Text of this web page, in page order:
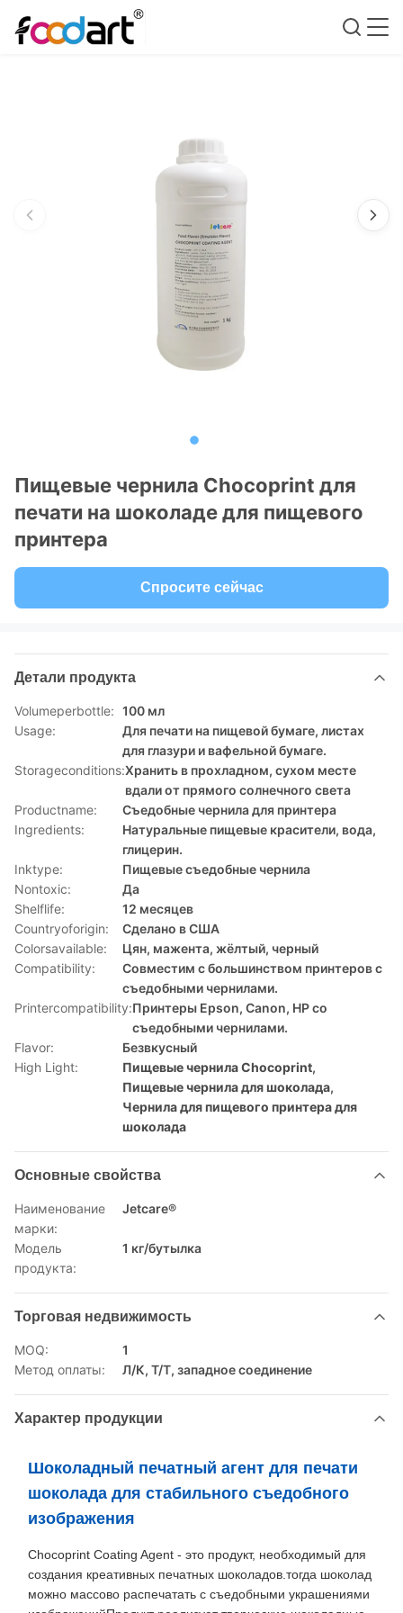
Пищевые чернила Chocoprint для
печати на шоколаде для пищевого
принтера
Спросите сейчас
Детали продукта
Volumeperbottle: 100 мл
Usage:
Для печати на пищевой бумаге, листах
для глазури и вафельной бумаге.
Storageconditions:Хранить в прохладном, сухом месте
вдали от прямого солнечного света
Productname:
Съедобные чернила для принтера
Ingredients:
Натуральные пищевые красители, вода,
глицерин.
Inktype:
Пищевые съедобные чернила
Nontoxic:
Да
Shelflife:
12 месяцев
Countryoforigin:
Сделано в США
Colorsavailable:
Цян, мажента, жёлтый, черный
Compatibility:
Совместим с большинством принтеров с
съедобными чернилами.
Printercompatibility:Принтеры Epson, Canon, HP со
съедобными чернилами.
Flavor:
Безвкусный
High Light:
Пищевые чернила Chocoprint,
Пищевые чернила для шоколада,
Чернила для пищевого принтера для
шоколада
Основные свойства
Наименование
марки:
Jetcare®
Модель
продукта:
1 кг/бутылка
Торговая недвижимость
MOQ:
1
Метод оплаты:
Л/К, Т/Т, западное соединение
Характер продукции
Шоколадный печатный агент для печати
шоколада для стабильного съедобного
изображения
Chocoprint Coating Agent - это продукт, необходимый для
создания креативных печатных шоколадов.тогда шоколад
можно массово распечатать с съедобными украшениями